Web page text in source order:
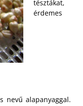
tésztákat,
érdemes
nevű alapanyaggal.